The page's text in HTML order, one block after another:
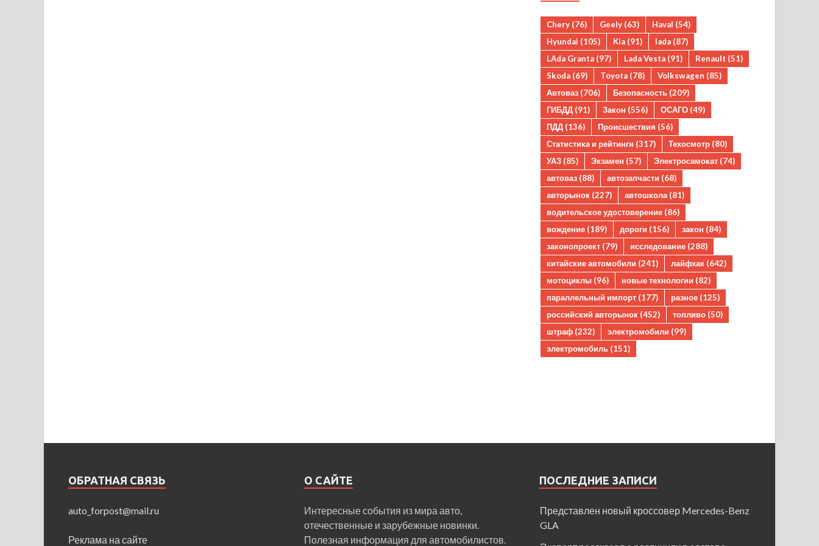
Chery (76) Geely (63) Haval (54)
Hyundai (105) Kia (91) lada (87)
LAda Granta (97) Lada Vesta (91) Renault (51)
Skoda (69) Toyota (78) Volkswagen (85)
Автоваз (706) Безопасность (209)
ГИБДД (91) Закон (556) ОСАГО (49)
ПДД (136) Происшествия (56)
Статистика и рейтинги (317) Техосмотр (80)
УАЗ (85) Экзамен (57) Электросамокат (74)
автоваз (88) автозапчасти (68)
авторынок (227) автошкола (81)
водительское удостоверение (86)
вождение (189) дороги (156) закон (84)
законопроект (79) исследование (288)
китайские автомобили (241) лайфхак (642)
мотоциклы (96) новые технологии (82)
параллельный импорт (177) разное (125)
российский авторынок (452) топливо (50)
штраф (232) электромобили (99)
электромобиль (151)
ОБРАТНАЯ СВЯЗЬ
auto_forpost@mail.ru
Реклама на сайте
О САЙТЕ
Интересные события из мира авто,
отечественные и зарубежные новинки.
Полезная информация для автомобилистов.
ПОСЛЕДНИЕ ЗАПИСИ
Представлен новый кроссовер Mercedes-Benz
GLA